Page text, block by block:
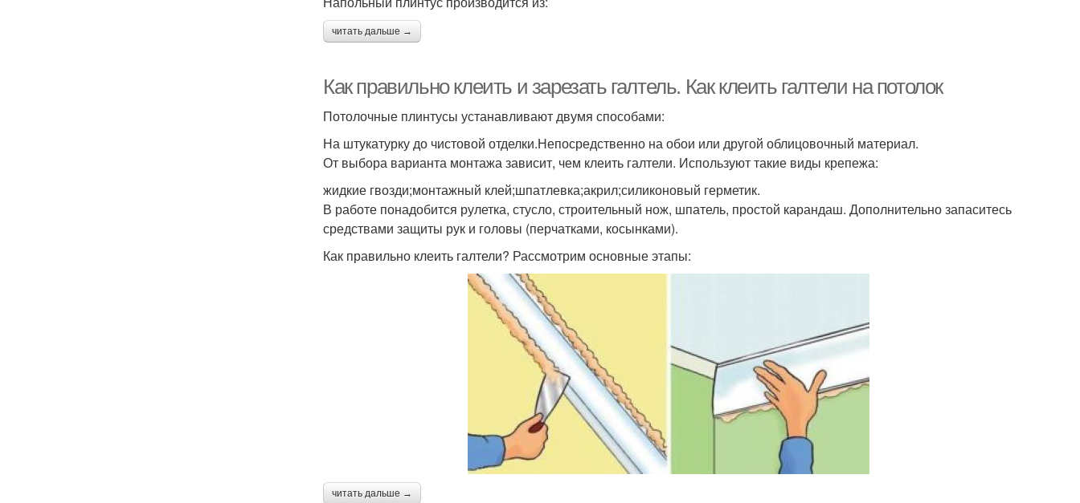
читать дальше →
Как правильно клеить и зарезать галтель. Как клеить галтели на потолок
Потолочные плинтусы устанавливают двумя способами:
На штукатурку до чистовой отделки.Непосредственно на обои или другой облицовочный материал.
От выбора варианта монтажа зависит, чем клеить галтели. Используют такие виды крепежа:
жидкие гвозди;монтажный клей;шпатлевка;акрил;силиконовый герметик.
В работе понадобится рулетка, стусло, строительный нож, шпатель, простой карандаш. Дополнительно запаситесь
средствами защиты рук и головы (перчатками, косынками).
Как правильно клеить галтели? Рассмотрим основные этапы:
читать дальше →